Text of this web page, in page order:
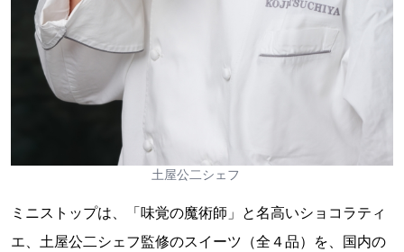
土屋公二シェフ
ミニストップは、「味覚の魔術師」と名高いショコラティ
エ、土屋公二シェフ監修のスイーツ（全４品）を、国内の